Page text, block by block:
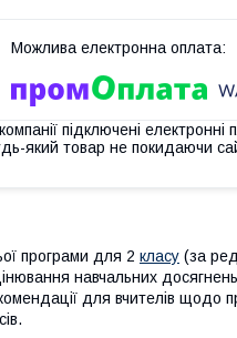
підключені
який товар не покидаючи
програми для 2 класу (за
навчальних
для вчителів щодо